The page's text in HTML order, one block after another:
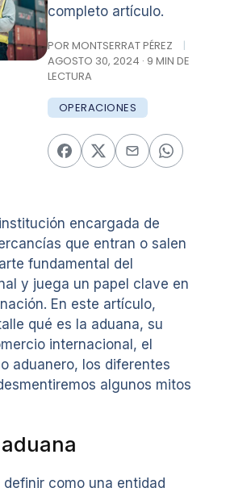
completo artículo.
POR MONTSERRAT PÉREZ
|
AGOSTO 30, 2024 · 9 MIN DE
LECTURA
OPERACIONES
encargada de
que entran o salen
fundamental del
y juega un papel clave en
En este artículo,
qué es la aduana, su
internacional, el
aduanero, los diferentes
algunos mitos
como una entidad